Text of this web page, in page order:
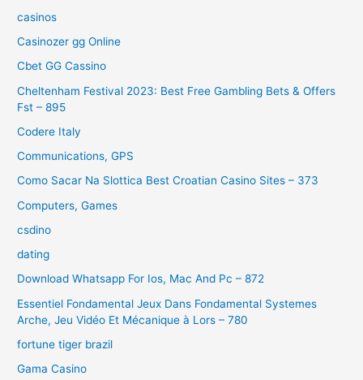
casinos
Casinozer gg Online
Cbet GG Cassino
Cheltenham Festival 2023: Best Free Gambling Bets & Offers
Fst – 895
Codere Italy
Communications, GPS
Como Sacar Na Slottica Best Croatian Casino Sites – 373
Computers, Games
csdino
dating
Download Whatsapp For Ios, Mac And Pc – 872
Essentiel Fondamental Jeux Dans Fondamental Systemes
Arche, Jeu Vidéo Et Mécanique à Lors – 780
fortune tiger brazil
Gama Casino